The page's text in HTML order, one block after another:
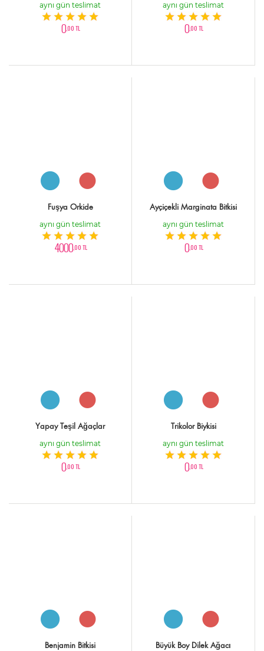
aynı gün teslimat
0,00 TL
aynı gün teslimat
0,00 TL
Fuşya Orkide
aynı gün teslimat
4000,00 TL
Ayçiçekli Marginata Bitkisi
aynı gün teslimat
0,00 TL
Yapay Teşil Ağaçlar
aynı gün teslimat
0,00 TL
Trikolor Biykisi
aynı gün teslimat
0,00 TL
Benjamin Bitkisi Büyük Boy Dilek Ağacı